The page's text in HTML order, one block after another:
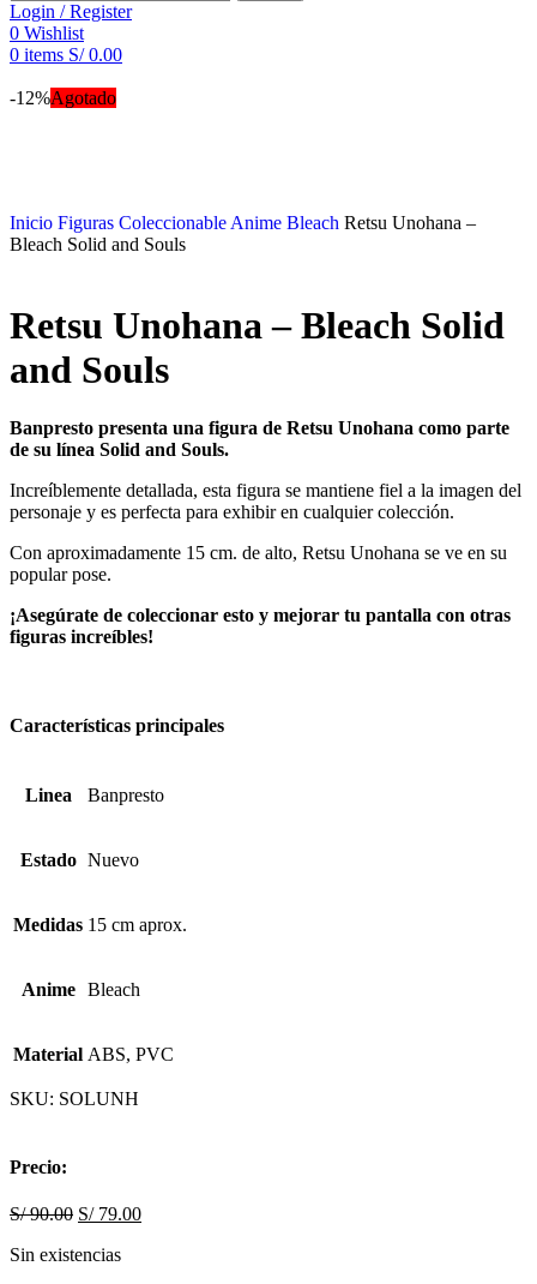
Login / Register
0 Wishlist
0 items S/0.00
-12%Agotado
Inicio Figuras Coleccionable Anime Bleach Retsu Unohana –
Bleach Solid and Souls
Retsu Unohana – Bleach Solid
and Souls
Banpresto presenta una figura de Retsu Unohana como parte
de su línea Solid and Souls.
Increíblemente detallada, esta figura se mantiene fiel a la imagen del
personaje y es perfecta para exhibir en cualquier colección.
Con aproximadamente 15 cm. de alto, Retsu Unohana se ve en su
popular pose.
¡Asegúrate de coleccionar esto y mejorar tu pantalla con otras
figuras increíbles!
Características principales
Linea Banpresto
Estado Nuevo
Medidas 15 cm aprox.
Anime Bleach
Material ABS, PVC
SKU: SOLUNH
Precio:
S/90.00 S/79.00
Sin existencias